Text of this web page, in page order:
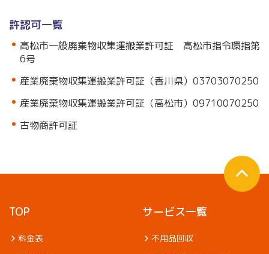
許認可一覧
高松市一般廃棄物収集運搬業許可証 高松市指令環指第
6号
産業廃棄物収集運搬業許可証（香川県）03703070250
産業廃棄物収集運搬業許可証（高松市）09710070250
古物商許可証
TOP
料金表
サービス一覧
不用品回収